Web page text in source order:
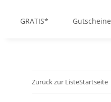
GRATIS* Gutscheine
Zurück zur ListeStartseite